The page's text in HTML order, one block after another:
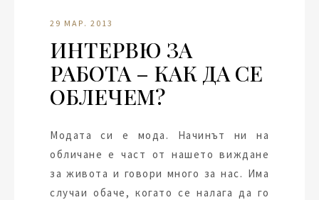
29 МАР. 2013
ИНТЕРВЮ ЗА
РАБОТА – КАК ДА СЕ
ОБЛЕЧЕМ?
Модата си е мода. Начинът ни на
обличане е част от нашето виждане
за живота и говори много за нас. Има
случаи обаче, когато се налага да го